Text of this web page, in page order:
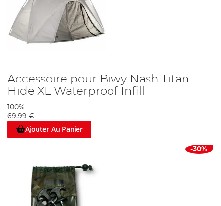
Accessoire pour Biwy Nash Titan
Hide XL Waterproof Infill
100%
69,99 €
Ajouter Au Panier
-30%